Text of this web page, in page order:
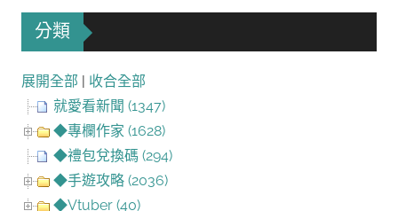
分類
展開全部 | 收合全部
就愛看新聞 (1347)
◆專欄作家 (1628)
◆禮包兌換碼 (294)
◆手遊攻略 (2036)
◆Vtuber (40)